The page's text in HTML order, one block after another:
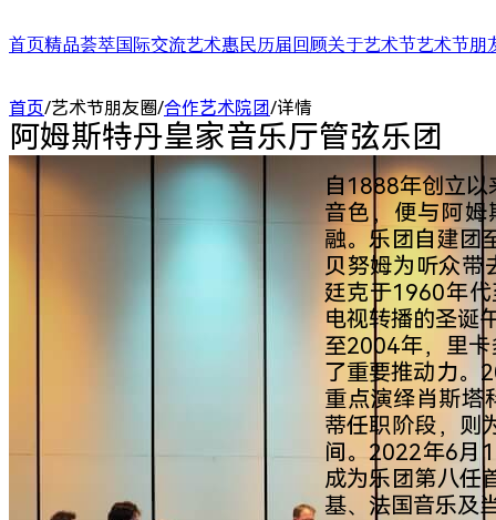
首页精品荟萃
舞台演出
展/博览
扶青计划
城市联动
ARTRA自定艺
国际交流
国际演艺大会
国际对话
项目出海
艺术惠民
艺术天空
艺术教育
历届回顾
第二十四届（2025）
第二十三届（2024）
第二十二届（2023）
关于艺术节
艺术节中心介绍
大事记
影响力指数致优榜单
综合评估报告
艺术节朋
“扶青计划
丝绸之路艺
合作伙伴
首页/艺术节朋友圈/合作艺术院团/详情
阿姆斯特丹皇家音乐厅管弦乐团
自1888年创立
音色，便与阿姆
融。乐团自建团
贝努姆为听众带
廷克于1960年
电视转播的圣诞
至2004年，里
了重要推动力。
重点演绎肖斯塔
蒂任职阶段，则
间。2022年6月
成为乐团第八任
基、法国音乐及